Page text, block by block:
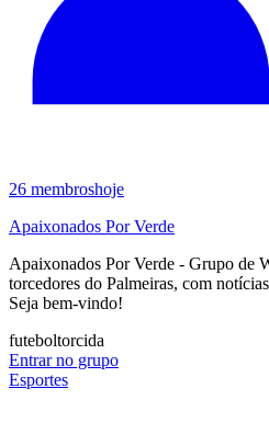
26 membroshoje
Apaixonados Por Verde
Apaixonados Por Verde - Grupo de
torcedores do Palmeiras, com
Seja bem-vindo!
futeboltorcida
Entrar no grupo
Esportes